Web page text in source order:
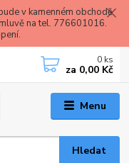
v kamenném obchodě
na tel. 776601016.
Menu
Hledat
0 ks
za 0,00 Kč